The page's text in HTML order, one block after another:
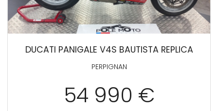
DUCATI PANIGALE V4S BAUTISTA REPLICA
PERPIGNAN
54 990 €